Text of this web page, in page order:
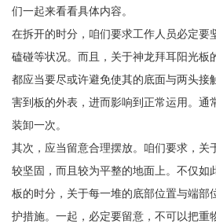
们一起来看看具体内容。
在拆开的时分，咱们要求工作人员必定要
磕碰等状况。而且，关于神龙拜耳阳光板
都应当要尽或许避免使其的底面与两头接
害到板的外表，进而影响到正常运用。通
装卸一次。
其次，应当留意合理摆放。咱们要求，关
较坚固，而且较为平整的地面上。不仅如
板的时分，关于每一堆的底部位置与端部
护措施。一起，必定要留意，不可以把重